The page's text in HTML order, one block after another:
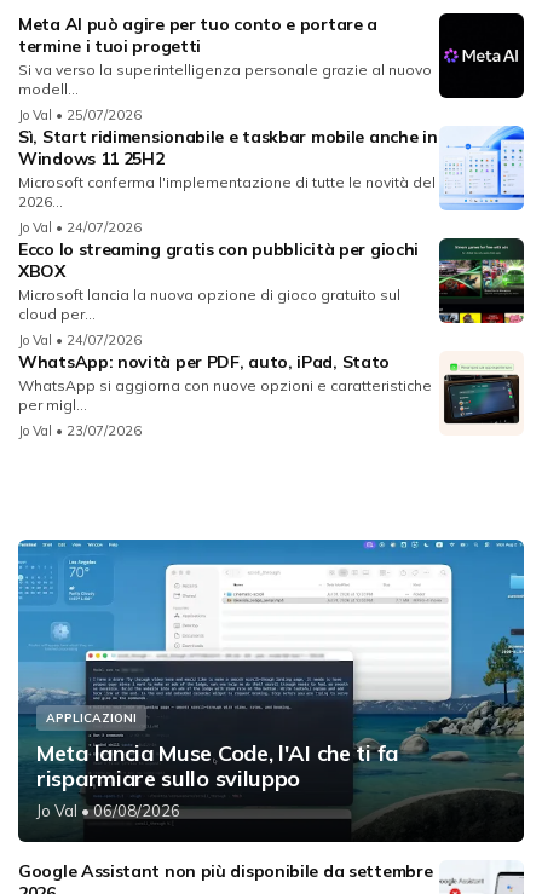
Meta AI può agire per tuo conto e portare a
termine i tuoi progetti
Si va verso la superintelligenza personale grazie al nuovo
modell...
Jo Val • 25/07/2026
Sì, Start ridimensionabile e taskbar mobile anche in
Windows 11 25H2
Microsoft conferma l'implementazione di tutte le novità del
2026...
Jo Val • 24/07/2026
Ecco lo streaming gratis con pubblicità per giochi
XBOX
Microsoft lancia la nuova opzione di gioco gratuito sul
cloud per...
Jo Val • 24/07/2026
WhatsApp: novità per PDF, auto, iPad, Stato
WhatsApp si aggiorna con nuove opzioni e caratteristiche
per migl...
Jo Val • 23/07/2026
APPLICAZIONI
Meta lancia Muse Code, l'AI che ti fa
risparmiare sullo sviluppo
Jo Val • 06/08/2026
Google Assistant non più disponibile da settembre